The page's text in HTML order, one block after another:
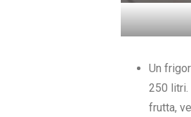
Un
250 litri.
frutta,